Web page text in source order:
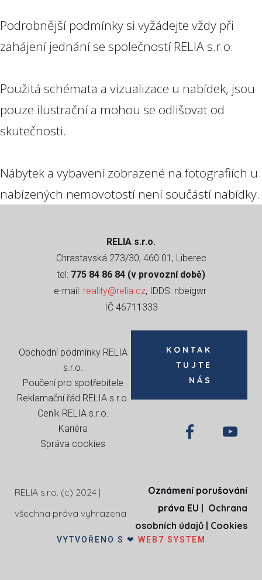
Podrobnější podmínky si vyžádejte vždy při
zahájení jednání se společností RELIA s.r.o.
Použitá schémata a vizualizace u nabídek, jsou
pouze ilustrační a mohou se odlišovat od
skutečnosti.
Nábytek a vybavení zobrazené na fotografiích u
nabízených nemovotostí není součástí nabídky.
RELIA s.r.o.
Chrastavská 273/30, 460 01, Liberec
tel: 775 84 86 84 (v provozní době)
e-mail: reality@relia.cz, IDDS: nbeigwr
IČ 46711333
Obchodní podmínky RELIA
s.r.o.
Poučení pro spotřebitele
Reklamační řád RELIA s.r.o.
Ceník RELIA s.r.o.
Kariéra
Správa cookies
KONTAK
TUJTE
NÁS
RELIA s.r.o. (c) 2024 |
všechna práva vyhrazena
Oznámení porušování
práva EU | Ochrana
osobních údajů | Cookies
VYTVOŘENO S ❤ WEB7 SYSTEM